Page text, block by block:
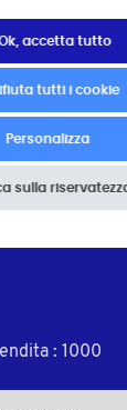
(PA)
: 1000
accetta tutto
tutti i cookie
Personalizza
sulla